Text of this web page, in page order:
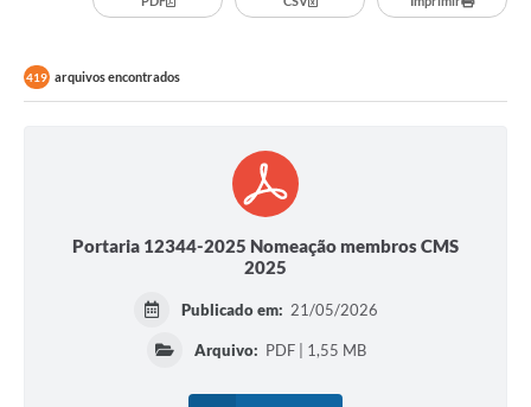
419 arquivos encontrados
Portaria 12344-2025 Nomeação membros CMS
2025
Publicado em: 21/05/2026
Arquivo: PDF | 1,55 MB